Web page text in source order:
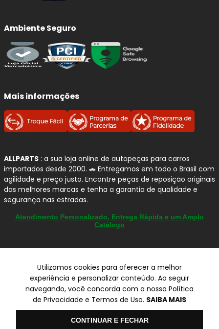
Ambiente Seguro
Mais informações
ALLPARTS : a sua loja online de autopeças para carros
importados desde 2000. 🚗 Entregamos em todo o Brasil com
agilidade e preço justo. Encontre peças de reposição originais
das melhores marcas e tenha a garantia de qualidade e
segurança nas estradas.
Atendimento Personalizado, Entrega Rápida e um Amplo
Catálogo
© Copyright 2000-2026
ALLPARTS Com. de Peças Automotivas Ltda.
CNPJ 03.724.695/0001-42 - Av. Avelino Capellato, 450 - Santa
Claudina - Vinhedo/SP - CEP 13284-480.
Preços, condições de pagamento e frete exclusivos para compras via
internet utilizando CPF, podendo variar na Loja Física e Televendas.
Utilizamos cookies para oferecer a melhor
experiência e personalizar conteúdo. Ao seguir
navegando, você concorda com a nossa Política
de Privacidade e Termos de Uso. SAIBA MAIS
CONTINUAR E FECHAR